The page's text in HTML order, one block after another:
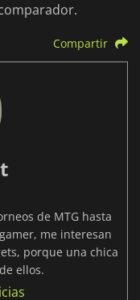
Compartir
de MTG hasta
me interesan
porque una chica
ellos.